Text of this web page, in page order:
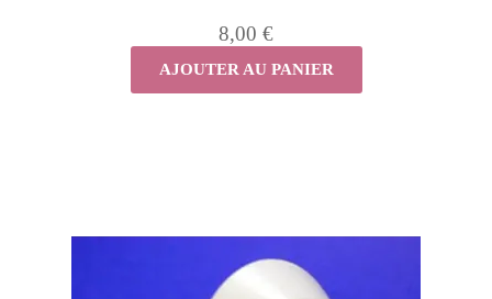
8,00 €
AJOUTER AU PANIER